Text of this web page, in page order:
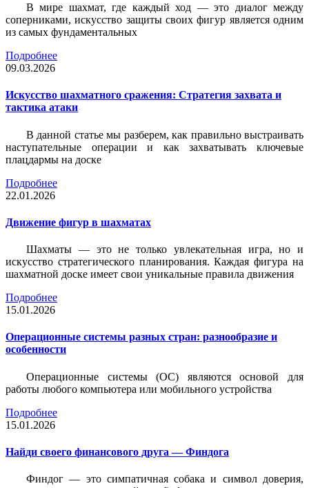
В мире шахмат, где каждый ход — это диалог между
соперниками, искусство защиты своих фигур является одним
из самых фундаментальных
Подробнее
09.03.2026
Искусство шахматного сражения: Стратегия захвата и
тактика атаки
В данной статье мы разберем, как правильно выстраивать
наступательные операции и как захватывать ключевые
плацдармы на доске
Подробнее
22.01.2026
Движение фигур в шахматах
Шахматы — это не только увлекательная игра, но и
искусство стратегического планирования. Каждая фигура на
шахматной доске имеет свои уникальные правила движения
Подробнее
15.01.2026
Операционные системы разных стран: разнообразие и
особенности
Операционные системы (ОС) являются основой для
работы любого компьютера или мобильного устройства
Подробнее
15.01.2026
Найди своего финансового друга — Финдога
Финдог — это симпатичная собака и символ доверия,